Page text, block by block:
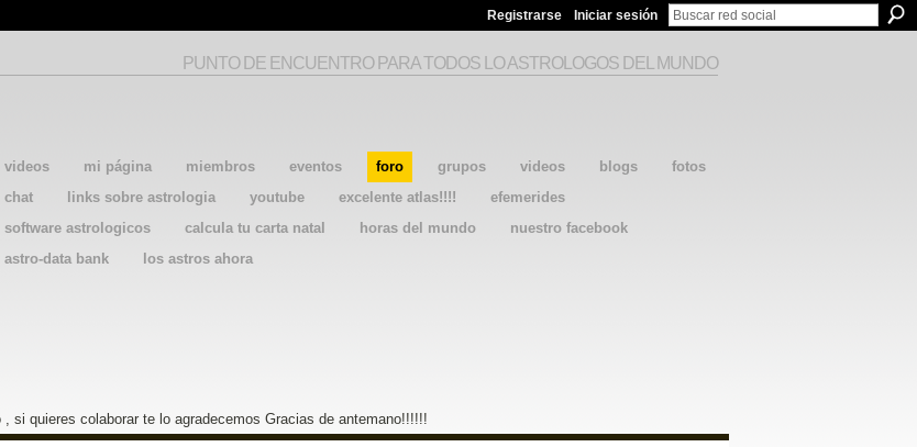
Registrarse Iniciar sesión
videos mi página miembros eventos foro grupos videos blogs
fotos
chat
links sobre astrologia youtube excelente atlas!!!!
efemerides
software astrologicos
calcula tu carta natal horas del mundo
nuestro facebook
astro-data bank
los astros ahora
PUNTO DE ENCUENTRO PARA TODOS LO ASTROLOGOS DEL MUNDO
si quieres colaborar te lo agradecemos Gracias de antemano!!!!!!